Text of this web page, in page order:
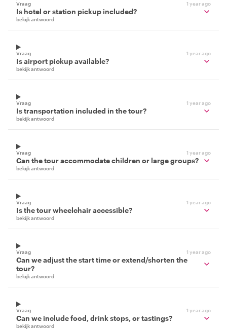
Vraag 1 year ago
Is hotel or station pickup included?
bekijk antwoord
Vraag 1 year ago
Is airport pickup available?
bekijk antwoord
Vraag 1 year ago
Is transportation included in the tour?
bekijk antwoord
Vraag 1 year ago
Can the tour accommodate children or large groups?
bekijk antwoord
Vraag 1 year ago
Is the tour wheelchair accessible?
bekijk antwoord
Vraag 1 year ago
Can we adjust the start time or extend/shorten the
tour?
bekijk antwoord
Vraag 1 year ago
Can we include food, drink stops, or tastings?
bekijk antwoord